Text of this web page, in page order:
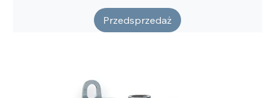
Przedsprzedaż